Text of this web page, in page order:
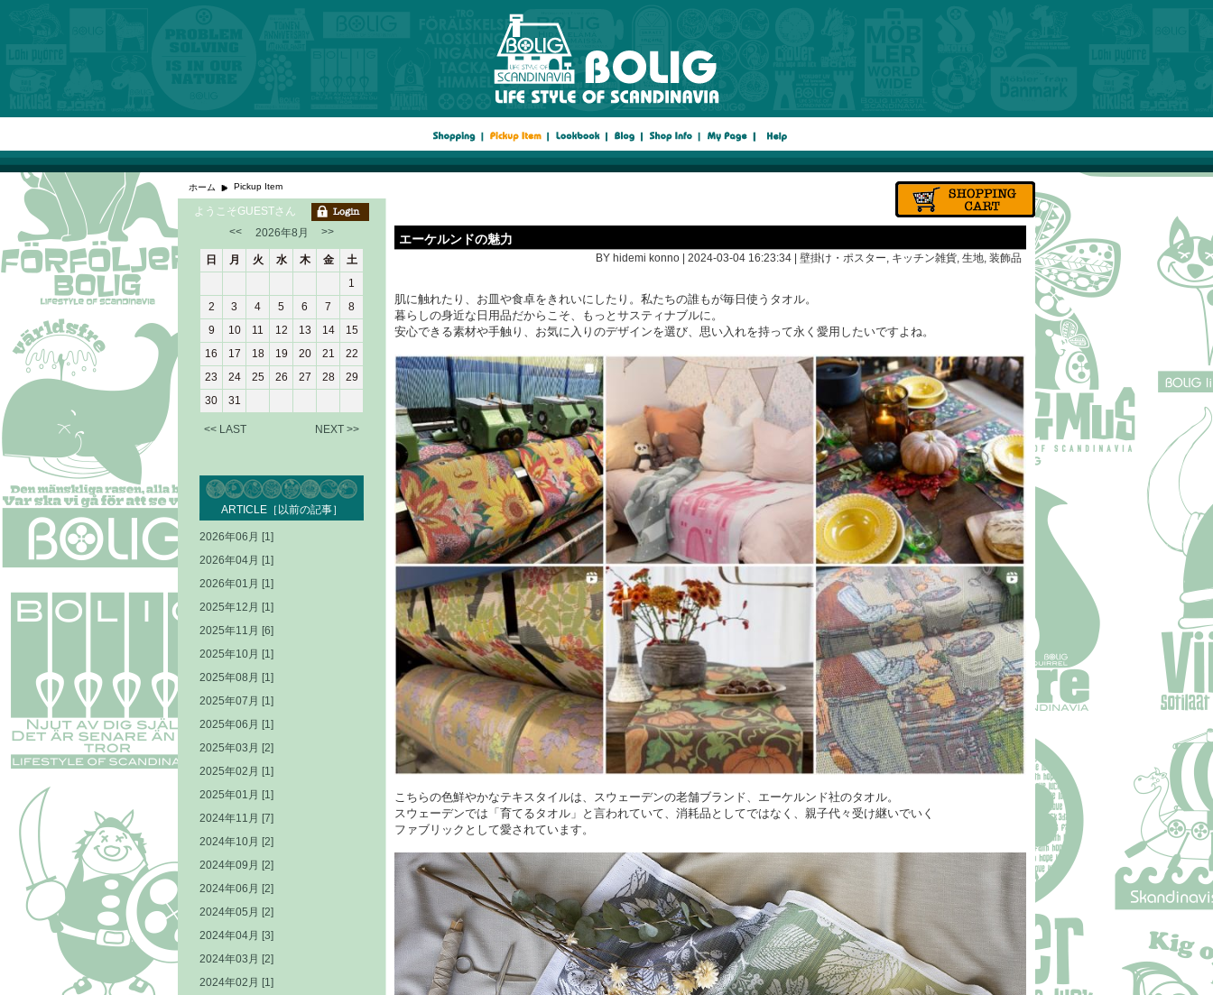
ホーム Pickup Item
エーケルンドの魅力
BY hidemi konno | 2024-03-04 16:23:34 | 壁掛け・ポスター, キッチン雑貨, 生地, 装飾品
肌に触れたり、お皿や食卓をきれいにしたり。私たちの誰もが毎日使うタオル。
暮らしの身近な日用品だからこそ、もっとサスティナブルに。
安心できる素材や手触り、お気に入りのデザインを選び、思い入れを持って永く愛用したいですよね。
こちらの色鮮やかなテキスタイルは、スウェーデンの老舗ブランド、エーケルンド社のタオル。
スウェーデンでは「育てるタオル」と言われていて、 消耗品としてではなく、親子代々受け継いでいく
ファブリックとして愛されています。
ようこそGUESTさん
<<
2026年8月 >>
日 月 火 水 木 金
土
1
2
3 4 5 6 7
8
9
10 11 12 13 14
15
16
17 18 19 20 21
22
23
24 25 26 27 28
29
30
31
<< LAST NEXT >>
ARTICLE［以前の記事］
2026年06月 [1]
2026年04月 [1]
2026年01月 [1]
2025年12月 [1]
2025年11月 [6]
2025年10月 [1]
2025年08月 [1]
2025年07月 [1]
2025年06月 [1]
2025年03月 [2]
2025年02月 [1]
2025年01月 [1]
2024年11月 [7]
2024年10月 [2]
2024年09月 [2]
2024年06月 [2]
2024年05月 [2]
2024年04月 [3]
2024年03月 [2]
2024年02月 [1]